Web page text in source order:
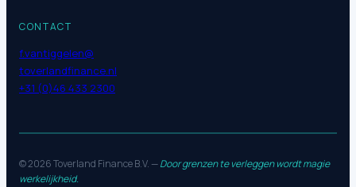
CONTACT
f.vantiggelen@
toverlandfinance.nl
+31 (0)46 433 2300
© 2026 Toverland Finance B.V. —Door grenzen te verleggen wordt magie
werkelijkheid.